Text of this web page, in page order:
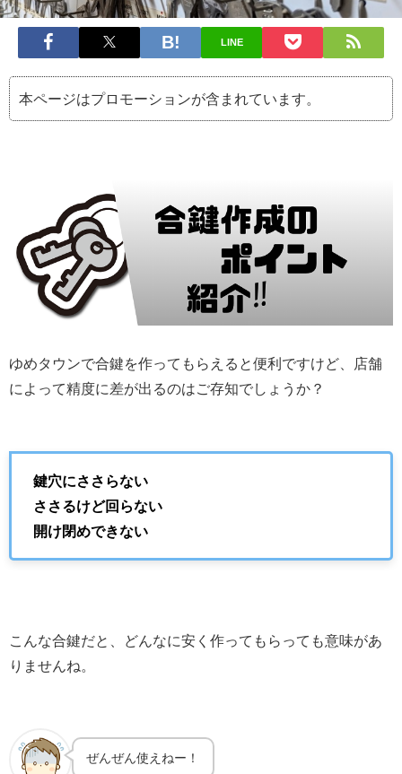
LINE
本ページはプロモーションが含まれています。
ゆめタウンで合鍵を作ってもらえると便利ですけど、店舗
によって精度に差が出るのはご存知でしょうか？
鍵穴にささらない
ささるけど回らない
開け閉めできない
こんな合鍵だと、どんなに安く作ってもらっても意味があ
りませんね。
ぜんぜん使えねー！